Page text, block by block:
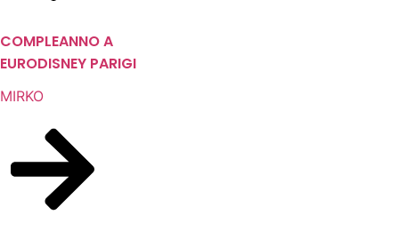
COMPLEANNO A
EURODISNEY PARIGI
MIRKO